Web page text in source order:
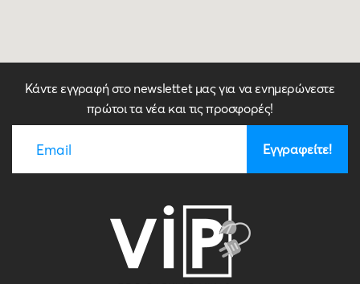
Κάντε εγγραφή στο newslettet μας για να ενημερώνεστε
πρώτοι τα νέα και τις προσφορές!